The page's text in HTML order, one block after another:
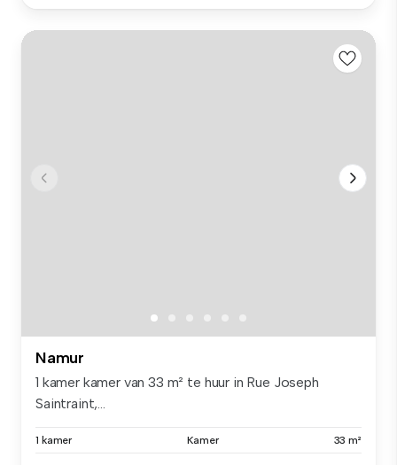
Namur
1 kamer kamer van 33 m² te huur in Rue Joseph
Saintraint,...
1 kamer Kamer 33 m²